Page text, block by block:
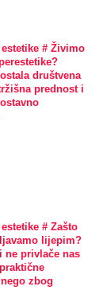
# Živimo
društvena
prednost i
# Zašto
lijepim?
ne privlače nas
zbog